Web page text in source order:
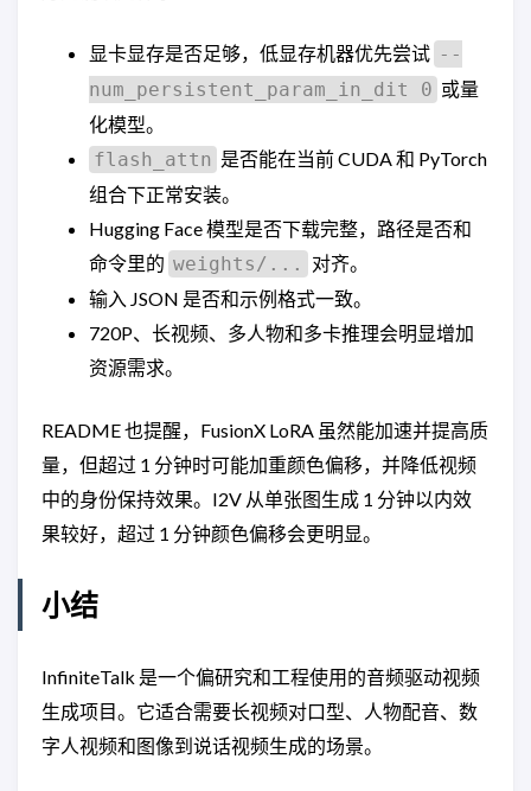
显卡显存是否足够，低显存机器优先尝试 --
num_persistent_param_in_dit 0 或量
化模型。
flash_attn 是否能在当前 CUDA 和 PyTorch
组合下正常安装。
Hugging Face 模型是否下载完整，路径是否和
命令里的 weights/...
对齐。
输入 JSON 是否和示例格式一致。
720P、长视频、多人物和多卡推理会明显增加
资源需求。
README 也提醒，FusionX LoRA 虽然能加速并提高质
量，但超过 1 分钟时可能加重颜色偏移，并降低视频
中的身份保持效果。I2V 从单张图生成 1 分钟以内效
果较好，超过 1 分钟颜色偏移会更明显。
小结
InfiniteTalk 是一个偏研究和工程使用的音频驱动视频
生成项目。它适合需要长视频对口型、人物配音、数
字人视频和图像到说话视频生成的场景。